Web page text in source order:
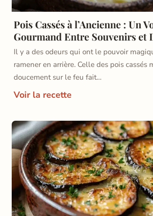
Pois Cassés à l’Ancienne : Un
Gourmand Entre Souvenirs et
Il y a des odeurs qui ont le pouvoir
ramener en arrière. Celle des pois cassés
doucement sur le feu fait…
Voir la recette